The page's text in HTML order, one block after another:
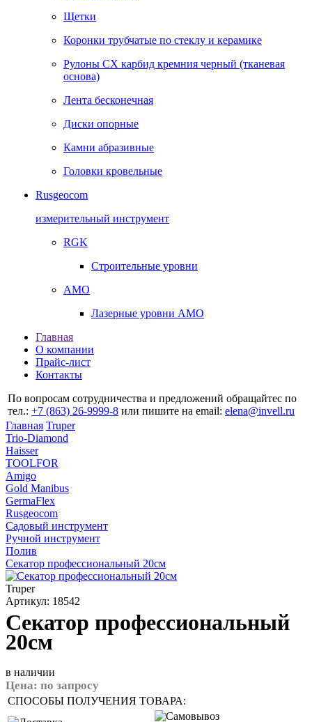
Щетки
Коронки трубчатые по стеклу и керамике
Рулоны CX карбид кремния черный (тканевая
основа)
Лента бесконечная
Диски опорные
Камни абразивные
Головки кровельные
Rusgeocom
измерительный инструмент
RGK
Строительные уровни
AMO
Лазерные уровни AMO
Главная
О компании
Прайс-лист
Контакты
По вопросам сотрудничества и предложений обращайтес по
тел.: +7 (863) 26‐9999‐8 или пишите на email: elena@invell.ru
Главная Truper
Trio-Diamond
Haisser
TOOLFOR
Amigo
Gold Manibus
GermaFlex
Rusgeocom
Садовый инструмент
Ручной инструмент
Полив
Секатор профессиональный 20см
Truper
Артикул: 18542
Секатор профессиональный
20см
в наличии
Цена: по запросу
СПОСОБЫ ПОЛУЧЕНИЯ ТОВАРА: